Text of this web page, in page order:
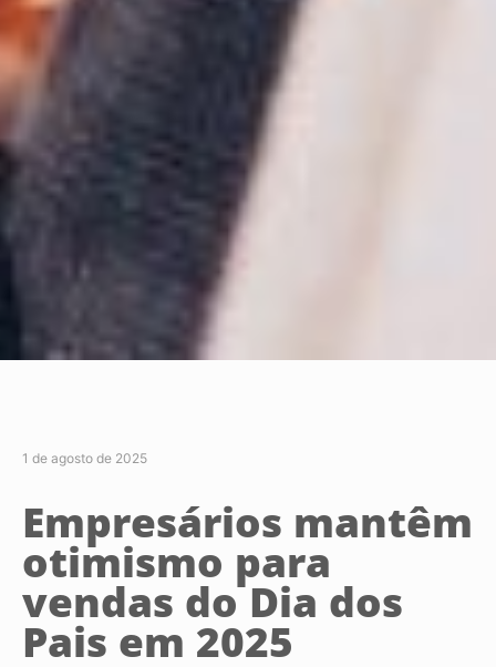
1 de agosto de 2025
Empresários mantêm
otimismo para
vendas do Dia dos
Pais em 2025